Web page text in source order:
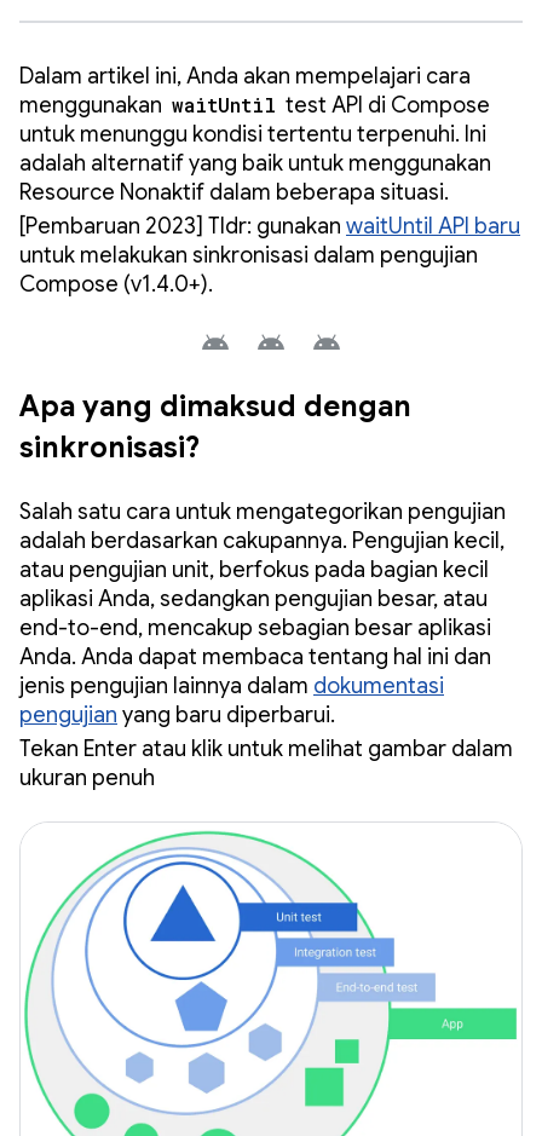
Dalam artikel ini, Anda akan mempelajari cara
menggunakan waitUntil test API di Compose
untuk menunggu kondisi tertentu terpenuhi. Ini
adalah alternatif yang baik untuk menggunakan
Resource Nonaktif dalam beberapa situasi.
[Pembaruan 2023] Tldr: gunakan waitUntil API baru
untuk melakukan sinkronisasi dalam pengujian
Compose (v1.4.0+).
Apa yang dimaksud dengan
sinkronisasi?
Salah satu cara untuk mengategorikan pengujian
adalah berdasarkan cakupannya. Pengujian kecil,
atau pengujian unit, berfokus pada bagian kecil
aplikasi Anda, sedangkan pengujian besar, atau
end-to-end, mencakup sebagian besar aplikasi
Anda. Anda dapat membaca tentang hal ini dan
jenis pengujian lainnya dalam dokumentasi
pengujian yang baru diperbarui.
Tekan Enter atau klik untuk melihat gambar dalam
ukuran penuh